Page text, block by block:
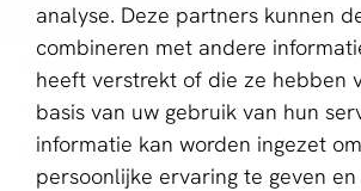
analyse. Deze partners kunnen
combineren met andere
heeft verstrekt of die ze hebben
basis van uw gebruik van hun
informatie kan worden ingezet
persoonlijke ervaring te geven
aboutPayments
Contact
Over ons
Partner worden